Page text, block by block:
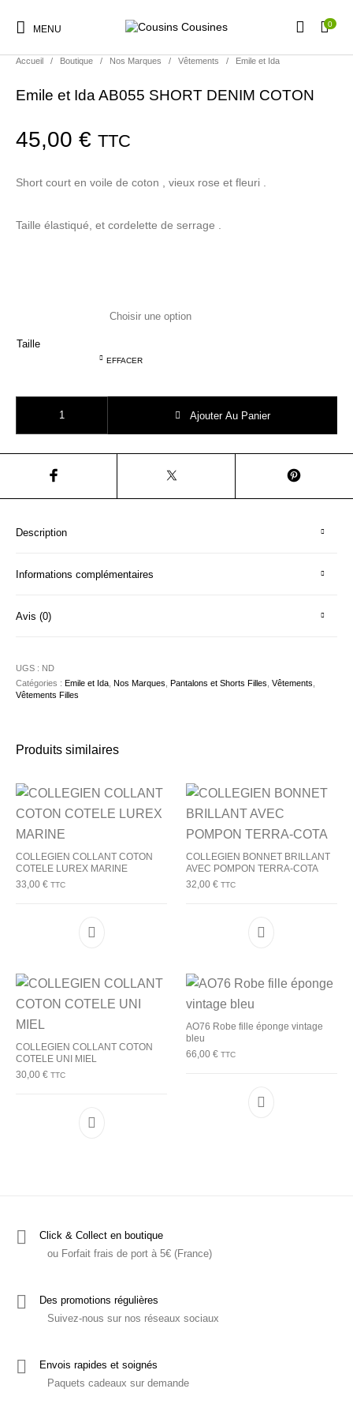
MENU 0
Nouveautés Promotions
Accueil / Boutique / Nos Marques / Vêtements / Emile et Ida
Emile et Ida AB055 SHORT DENIM COTON
45,00€ TTC
Short court en voile de coton , vieux rose et fleuri .
Taille élastiqué, et cordelette de serrage .
Taille
EFFACER
Ajouter Au Panier
Description
Informations complémentaires
Avis (0)
UGS : ND
Catégories :Emile et Ida ,Nos Marques ,Pantalons et Shorts Filles ,Vêtements
Vêtements Filles
Produits similaires
COLLEGIEN COLLANT COTON
COTELE LUREX MARINE
33,00€ TTC
Ce produit a plusieurs variations. Les options
COLLEGIEN BONNET BRILLANT
AVEC POMPON TERRA-COTA
32,00 € TTC
Ce produit a
COLLEGIEN COLLANT COTON
COTELE UNI MIEL
30,00€ TTC
Ce produit a plusieurs variations. Les options
AO76 Robe fille éponge vintage
bleu
66,00 € TTC
Ce produit a
Click & Collect en boutique
ou Forfait frais de port à 5€ (France)
Des promotions régulières
Suivez-nous sur nos réseaux sociaux
Envois rapides et soignés
Paquets cadeaux sur demande